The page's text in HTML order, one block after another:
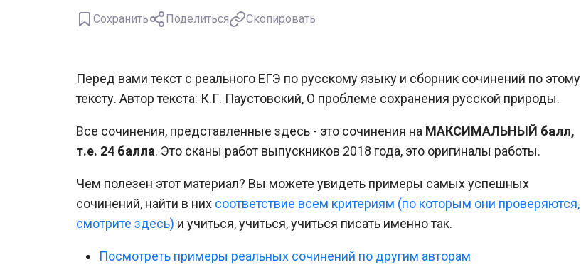
Сохранить Поделиться Скопировать
Перед вами текст с реального ЕГЭ по русскому языку и сборник сочинений по этому
тексту. Автор текста: К.Г. Паустовский, О проблеме сохранения русской природы.
Все сочинения, представленные здесь - это сочинения на МАКСИМАЛЬНЫЙ балл,
т.е. 24 балла. Это сканы работ выпускников 2018 года, это оригиналы работы.
Чем полезен этот материал? Вы можете увидеть примеры самых успешных
сочинений, найти в них соответствие всем критериям (по которым они проверяются,
смотрите здесь) и учиться, учиться, учиться писать именно так.
Посмотреть примеры реальных сочинений по другим авторам